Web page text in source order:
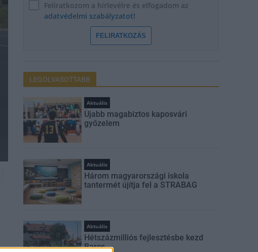
Feliratkozom a hírlevélre és elfogadom az
adatvédelmi szabályzatot!
FELIRATKOZÁS
LEGOLVASOTTABB
Aktuális
Újabb magabiztos kaposvári
győzelem
Aktuális
Három magyarországi iskola
tantermét újítja fel a STRABAG
Aktuális
Hétszázmilliós fejlesztésbe kezd
Barcs